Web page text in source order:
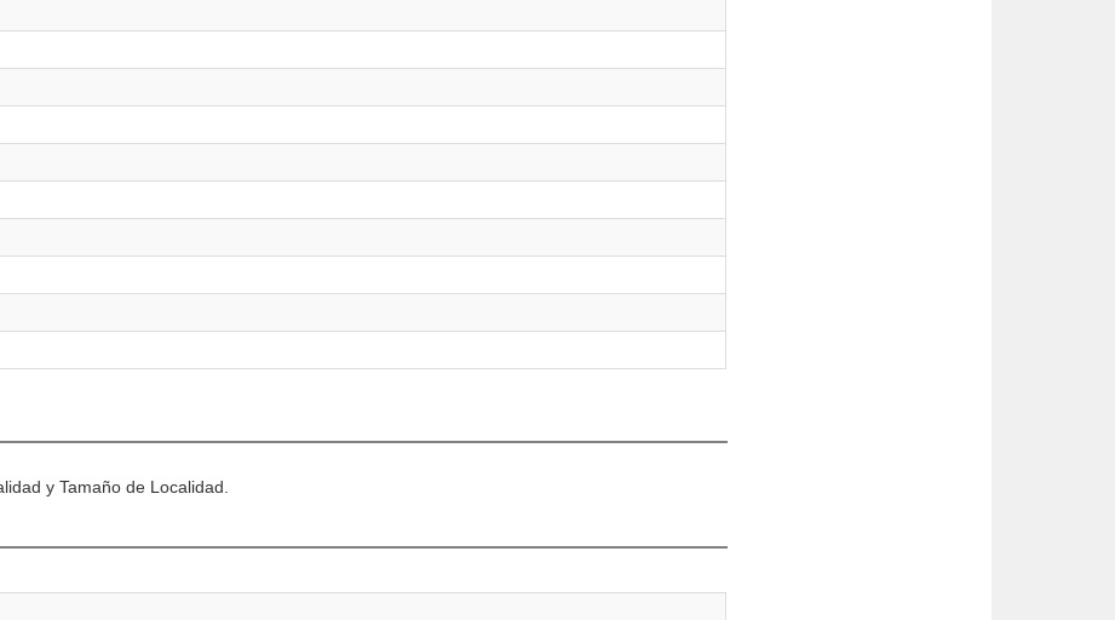
y Tamaño de Localidad.